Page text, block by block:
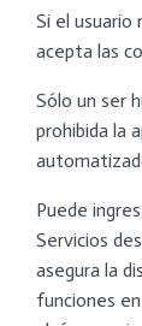
Si el usuario
acepta las
Sólo un ser
prohibida la
Puede
Servicios
asegura la
funciones